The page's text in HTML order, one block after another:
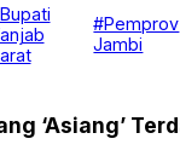
#Pemprov
Jambi
‘Asiang’